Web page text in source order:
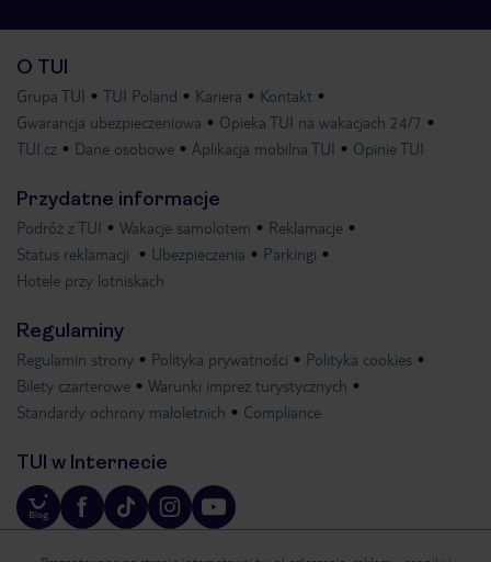
O TUI
Grupa TUI TUI Poland Kariera
Kontakt
Gwarancja ubezpieczeniowa
Opieka TUI na wakacjach 24/7
TUI.cz
Dane osobowe Aplikacja mobilna TUI Opinie TUI
Przydatne informacje
Podróż z TUI Wakacje samolotem
Reklamacje
Status reklamacji
Ubezpieczenia
Parkingi
Hotele przy lotniskach
Regulaminy
Regulamin strony Polityka prywatności
Polityka cookies
Bilety czarterowe
Warunki imprez turystycznych
Standardy ochrony małoletnich
Compliance
TUI w Internecie